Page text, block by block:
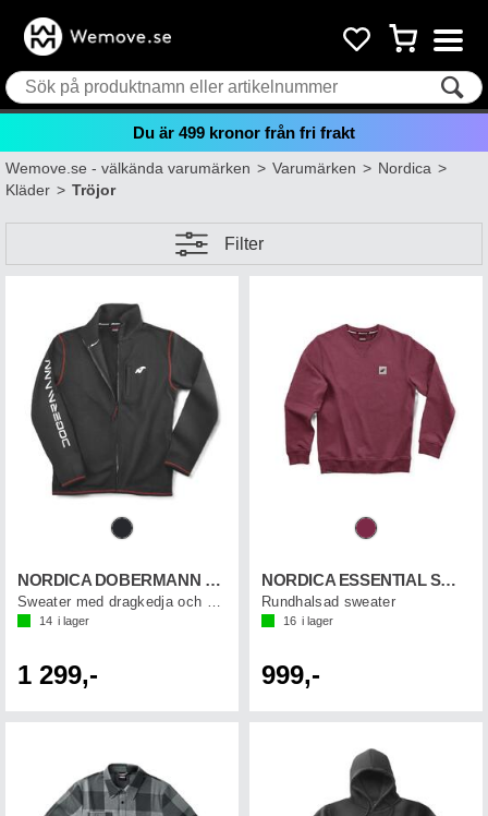
Du är 499 kronor från fri frakt
Wemove.se - välkända varumärken>Varumärken>Nordica>
Kläder>Tröjor
Filter
NORDICA DOBERMANN SCUBA
14 i lager
1 299,-
NORDICA ESSENTIAL SWEATSHIRT
Rundhalsad sweater
16 i lager
999,-